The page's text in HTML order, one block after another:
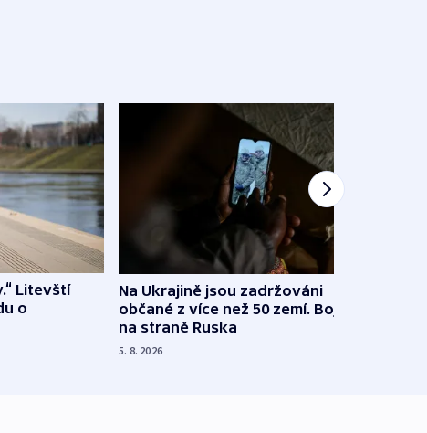
Litevští
o
Na Ukrajině jsou zadržováni
občané z více než 50 zemí. Bojovali
na straně Ruska
5. 8. 2026